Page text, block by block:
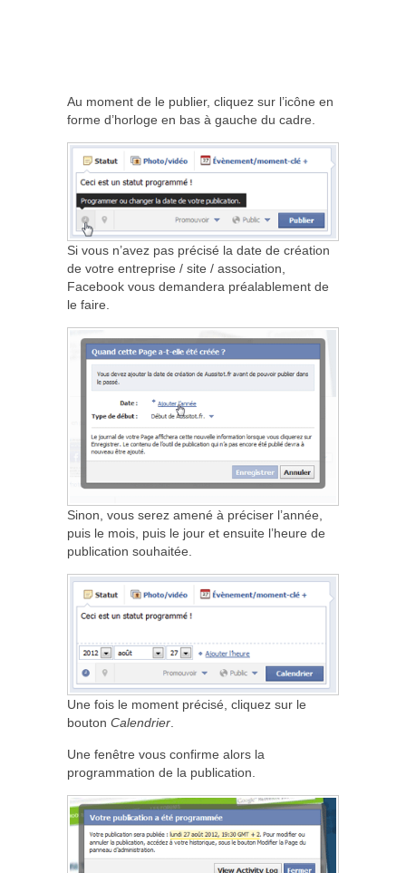
Au moment de le publier, cliquez sur l’icône en
forme d’horloge en bas à gauche du cadre.
Si vous n’avez pas précisé la date de création
de votre entreprise / site / association,
Facebook vous demandera préalablement de
le faire.
Sinon, vous serez amené à préciser l’année,
puis le mois, puis le jour et ensuite l’heure de
publication souhaitée.
Une fois le moment précisé, cliquez sur le
bouton Calendrier
Une fenêtre vous confirme alors la
programmation de la publication.